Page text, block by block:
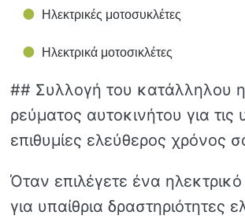
Ηλεκτρικές μοτοσυκλέτες
Ηλεκτρικά μοτοσικλέτες
## Συλλογή του κατάλληλου
ρεύματος αυτοκινήτου για τις
επιθυμίες ελεύθερος χρόνος
Όταν επιλέγετε ένα
για υπαίθρια δραστηριότητες